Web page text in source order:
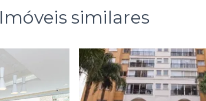
Imóveis similares